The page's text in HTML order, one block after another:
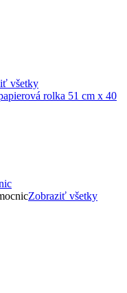
všetky
Zobraziť všetky